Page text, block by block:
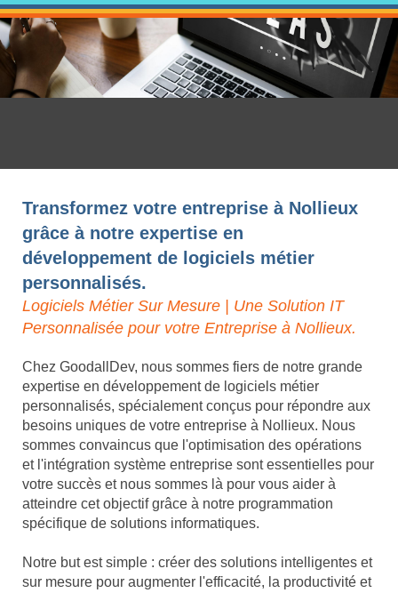
Transformez votre entreprise à Nollieux
grâce à notre expertise en
développement de logiciels métier
personnalisés.
Logiciels Métier Sur Mesure | Une Solution IT
Personnalisée pour votre Entreprise à Nollieux.
Chez GoodallDev, nous sommes fiers de notre grande
expertise en développement de logiciels métier
personnalisés, spécialement conçus pour répondre aux
besoins uniques de votre entreprise à Nollieux. Nous
sommes convaincus que l'optimisation des opérations
et l'intégration système entreprise sont essentielles pour
votre succès et nous sommes là pour vous aider à
atteindre cet objectif grâce à notre programmation
spécifique de solutions informatiques.
Notre but est simple : créer des solutions intelligentes et
sur mesure pour augmenter l'efficacité, la productivité et